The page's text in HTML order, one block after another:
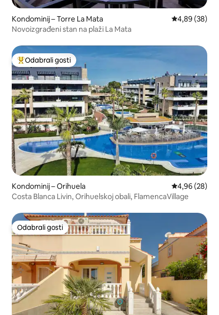
Kondominij – Torre La Mata Prosječna
4,89 (38)
Novoizgrađeni stan na plaži La Mata
Među najviše rangiranima s oznakom „Odabrali gosti”
Odabrali gosti
Kondominij – Orihuela Prosječna
4,96 (28)
Costa Blanca Livin, Orihuelskoj obali, FlamencaVillage
Odabrali gosti
Odabrali gosti